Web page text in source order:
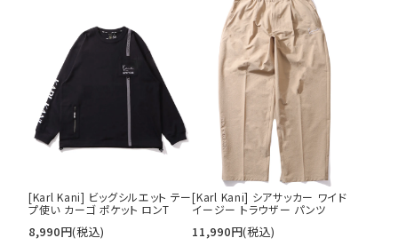
[Karl Kani] ビッグシルエット テー
プ使い カーゴ ポケット ロンT
8,990円(税込)
[Karl Kani] シアサッカー ワイド
イージー トラウザー パンツ
11,990円(税込)